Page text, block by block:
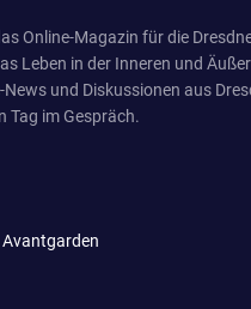
Online-Magazin für die
Leben in der Inneren und
News und Diskussionen aus
Tag im Gespräch.